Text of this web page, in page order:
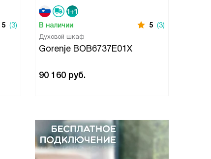
5 (3) В наличии 5 (3)
Духовой шкаф
Gorenje BOB6737E01X
90 160 руб.